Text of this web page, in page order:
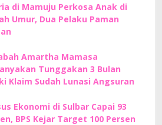
di Mamuju Perkosa Anak di
Umur, Dua Pelaku Paman
Amartha Mamasa
Tunggakan 3 Bulan
Klaim Sudah Lunasi Angsuran
Ekonomi di Sulbar Capai 93
BPS Kejar Target 100 Persen